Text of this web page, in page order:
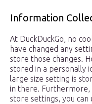
Information
At DuckDuckGo, no
have changed any
store those changes.
stored in a personally
large size setting is
in there.
store settings, you can